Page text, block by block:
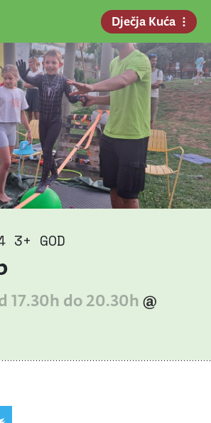
Dječja Kuća
3+ GOD
17.30h do 20.30h @